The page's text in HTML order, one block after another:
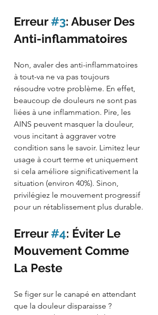
Erreur #3: Abuser Des
Anti-inflammatoires
Non, avaler des anti-inflammatoires
à tout-va ne va pas toujours
résoudre votre problème. En effet,
beaucoup de douleurs ne sont pas
liées à une inflammation. Pire, les
AINS peuvent masquer la douleur,
vous incitant à aggraver votre
condition sans le savoir. Limitez leur
usage à court terme et uniquement
si cela améliore significativement la
situation (environ 40%). Sinon,
privilégiez le mouvement progressif
pour un rétablissement plus durable.
Erreur #4: Éviter Le
Mouvement Comme
La Peste
Se figer sur le canapé en attendant
que la douleur disparaisse ?